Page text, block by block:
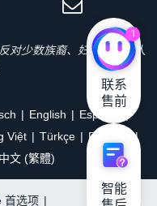
反对少数族裔、妇女、残疾人
English
Español
Việt Türkçe
Ρусский
中文 (繁體)
首选项 |
1
联系
售前
智能